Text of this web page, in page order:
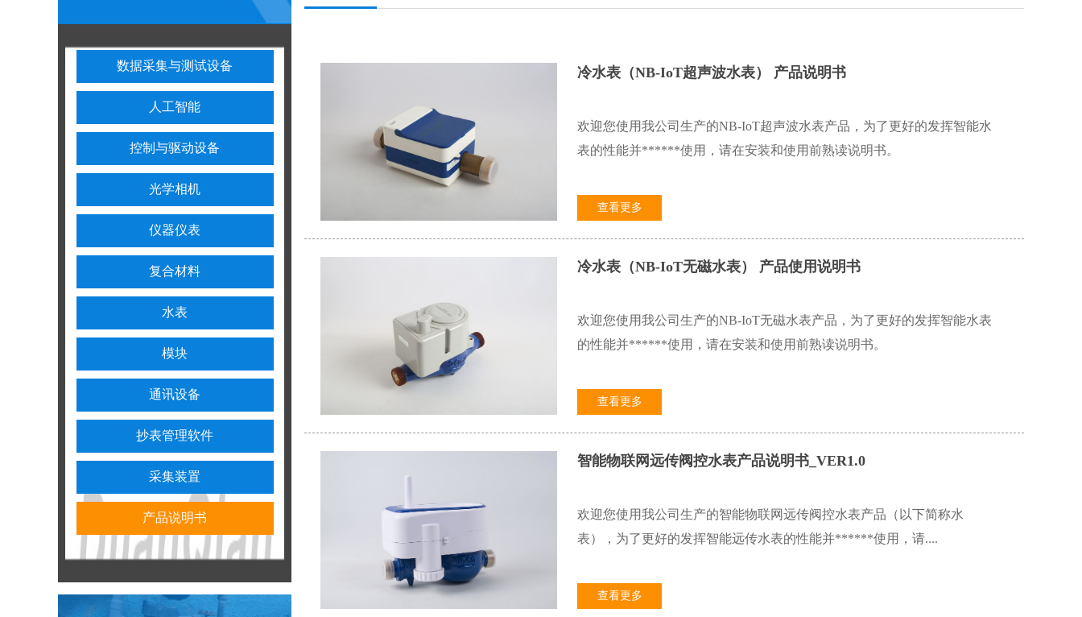
数据采集与测试设备
人工智能
控制与驱动设备
光学相机
仪器仪表
复合材料
水表
模块
通讯设备
抄表管理软件
采集装置
产品说明书
冷水表（NB-IoT超声波水表） 产品说明书
欢迎您使用我公司生产的NB-IoT超声波水表产品，为了更好的发挥智能水
表的性能并******使用，请在安装和使用前熟读说明书。
查看更多
冷水表（NB-IoT无磁水表） 产品使用说明书
欢迎您使用我公司生产的NB-IoT无磁水表产品，为了更好的发挥智能水表
的性能并******使用，请在安装和使用前熟读说明书。
查看更多
智能物联网远传阀控水表产品说明书_VER1.0
欢迎您使用我公司生产的智能物联网远传阀控水表产品（以下简称水
表），为了更好的发挥智能远传水表的性能并******使用，请....
查看更多